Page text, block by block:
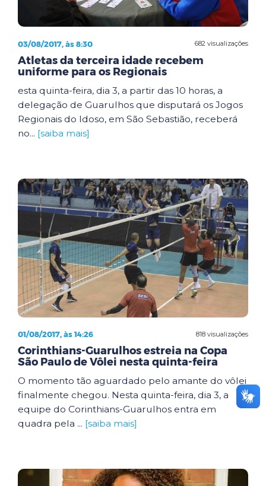
682 visualizações
03/08/2017, às 8:30
Atletas da terceira idade recebem
uniforme para os Regionais
esta quinta-feira, dia 3, a partir das 10 horas, a
delegação de Guarulhos que disputará os Jogos
Regionais do Idoso, em São Sebastião, receberá
no... [saiba mais]
818 visualizações
01/08/2017, às 14:26
Corinthians-Guarulhos estreia na Copa
São Paulo de Vôlei nesta quinta-feira
O momento tão aguardado pelo amante do vôlei
finalmente chegou. Nesta quinta-feira, dia 3, a
equipe do Corinthians-Guarulhos entra em
quadra pela ... [saiba mais]